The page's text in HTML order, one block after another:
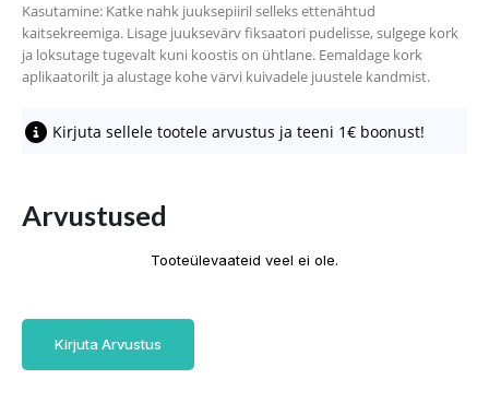
Kasutamine: Katke nahk juuksepiiril selleks ettenähtud
kaitsekreemiga. Lisage juuksevärv fiksaatori pudelisse, sulgege kork
ja loksutage tugevalt kuni koostis on ühtlane. Eemaldage kork
aplikaatorilt ja alustage kohe värvi kuivadele juustele kandmist.
Kirjuta sellele tootele arvustus ja teeni 1€ boonust!
Arvustused
Tooteülevaateid veel ei ole.
Kirjuta Arvustus